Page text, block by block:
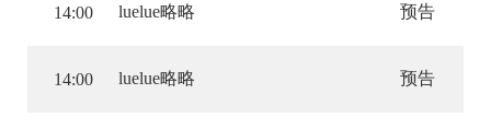
14:00 luelue略略 预告
14:00 luelue略略 预告